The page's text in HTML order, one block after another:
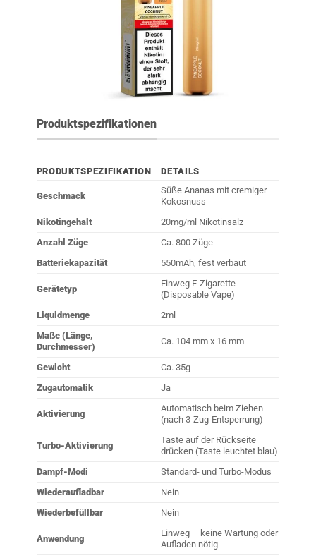
Produktspezifikationen
PRODUKTSPEZIFIKATION DETAILS
Geschmack
Süße Ananas mit cremiger
Kokosnuss
Nikotingehalt
20mg/ml Nikotinsalz
Anzahl Züge
Ca. 800 Züge
Batteriekapazität
550mAh, fest verbaut
Gerätetyp
Einweg E-Zigarette
(Disposable Vape)
Liquidmenge
2ml
Maße (Länge,
Durchmesser)
Ca. 104 mm x 16 mm
Gewicht
Ca. 35g
Zugautomatik
Ja
Aktivierung
Automatisch beim Ziehen
(nach 3-Zug-Entsperrung)
Turbo-Aktivierung
Taste auf der Rückseite
drücken (Taste leuchtet blau)
Dampf-Modi
Standard- und Turbo-Modus
Wiederaufladbar
Nein
Wiederbefüllbar
Nein
Anwendung
Einweg – keine Wartung oder
Aufladen nötig